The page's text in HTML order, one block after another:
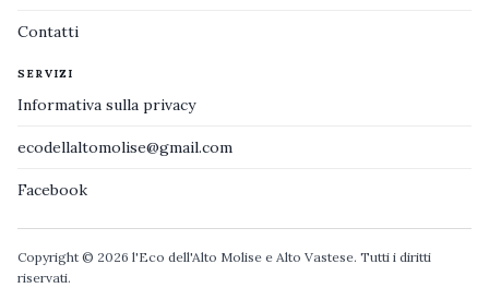
Contatti
SERVIZI
Informativa sulla privacy
ecodellaltomolise@gmail.com
Facebook
Copyright © 2026 l'Eco dell'Alto Molise e Alto Vastese. Tutti i diritti
riservati.